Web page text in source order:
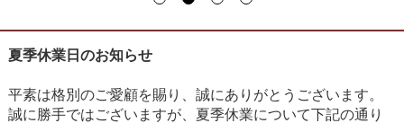
夏季休業日のお知らせ
平素は格別のご愛顧を賜り、誠にありがとうございます。
誠に勝手ではございますが、夏季休業について下記の通り